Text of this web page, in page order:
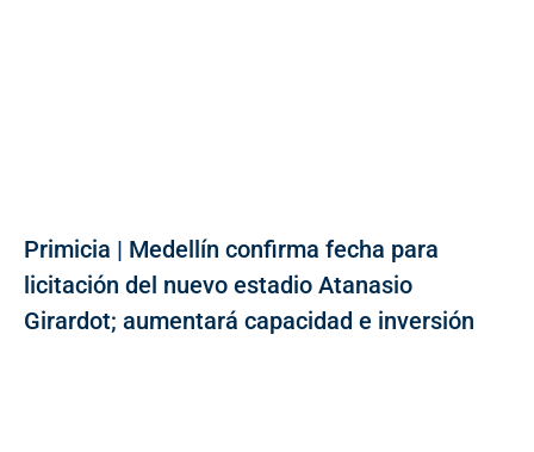
Primicia | Medellín confirma fecha para
licitación del nuevo estadio Atanasio
Girardot; aumentará capacidad e inversión